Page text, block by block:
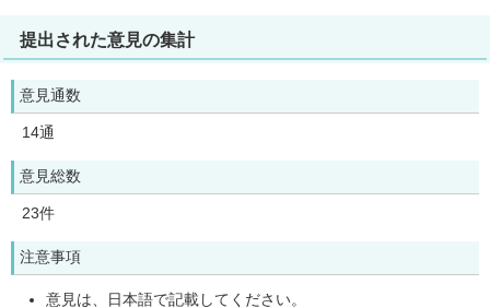
提出された意見の集計
意見通数
14通
意見総数
23件
注意事項
意見は、日本語で記載してください。